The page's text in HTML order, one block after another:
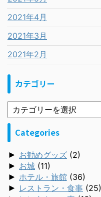
2021年4月
2021年3月
2021年2月
カテゴリー
Categories
► お勧めグッズ (2)
► お城 (11)
► ホテル・旅館 (36)
► レストラン・食事 (25)